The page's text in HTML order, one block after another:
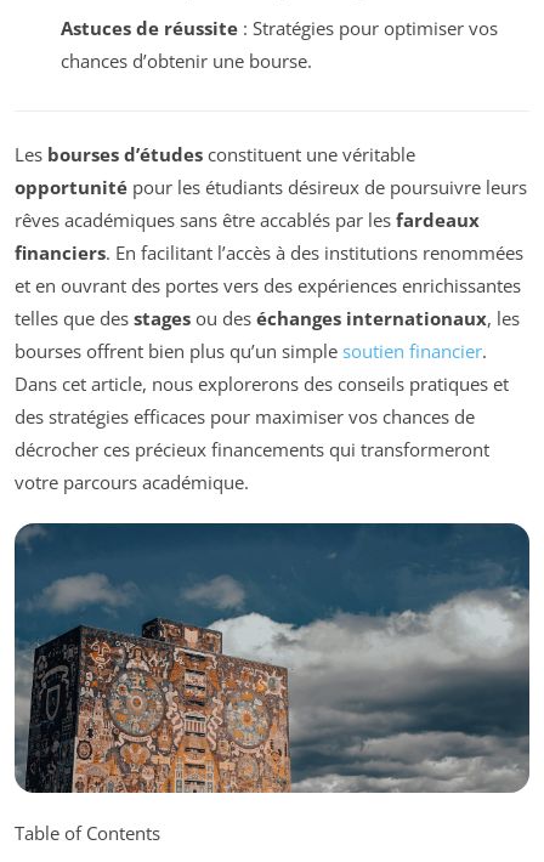
Astuces de réussite: Stratégies pour optimiser vos
chances d’obtenir une bourse.
Les bourses d’études constituent une véritable
opportunité pour les étudiants désireux de poursuivre leurs
rêves académiques sans être accablés par les fardeaux
financiers. En facilitant l’accès à des institutions renommées
et en ouvrant des portes vers des expériences enrichissantes
telles que des stages ou des échanges internationaux, les
bourses offrent bien plus qu’un simple soutien financier.
Dans cet article, nous explorerons des conseils pratiques et
des stratégies efficaces pour maximiser vos chances de
décrocher ces précieux financements qui transformeront
votre parcours académique.
Table of Contents